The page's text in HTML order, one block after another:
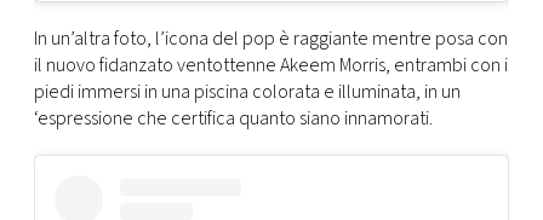
In un’altra foto, l’icona del pop è raggiante mentre posa con
il nuovo fidanzato ventottenne Akeem Morris, entrambi con i
piedi immersi in una piscina colorata e illuminata, in un
‘espressione che certifica quanto siano innamorati.